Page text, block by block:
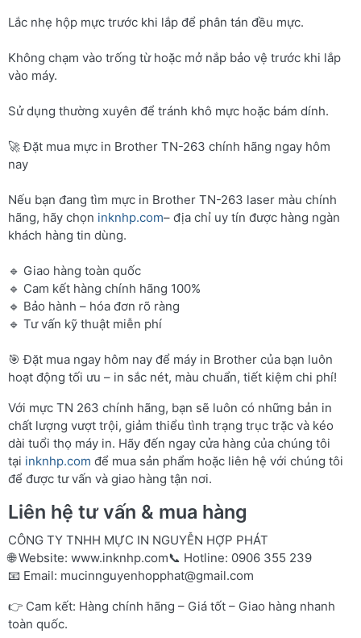
Lắc nhẹ hộp mực trước khi lắp để phân tán đều mực.
Không chạm vào trống từ hoặc mở nắp bảo vệ trước khi lắp
vào máy.
Sử dụng thường xuyên để tránh khô mực hoặc bám dính.
🚀 Đặt mua mực in Brother TN-263 chính hãng ngay hôm
nay
Nếu bạn đang tìm mực in Brother TN-263 laser màu chính
hãng, hãy chọn inknhp.com– địa chỉ uy tín được hàng ngàn
khách hàng tin dùng.
🔹 Giao hàng toàn quốc
🔹 Cam kết hàng chính hãng 100%
🔹 Bảo hành – hóa đơn rõ ràng
🔹 Tư vấn kỹ thuật miễn phí
🎯 Đặt mua ngay hôm nay để máy in Brother của bạn luôn
hoạt động tối ưu – in sắc nét, màu chuẩn, tiết kiệm chi phí!
Với mực TN 263 chính hãng, bạn sẽ luôn có những bản in
chất lượng vượt trội, giảm thiểu tình trạng trục trặc và kéo
dài tuổi thọ máy in. Hãy đến ngay cửa hàng của chúng tôi
tại inknhp.com để mua sản phẩm hoặc liên hệ với chúng tôi
để được tư vấn và giao hàng tận nơi.
Liên hệ tư vấn & mua hàng
CÔNG TY TNHH MỰC IN NGUYỄN HỢP PHÁT
🌐 Website: www.inknhp.com📞 Hotline: 0906 355 239
📧 Email: mucinnguyenhopphat@gmail.com
👉 Cam kết: Hàng chính hãng – Giá tốt – Giao hàng nhanh
toàn quốc.